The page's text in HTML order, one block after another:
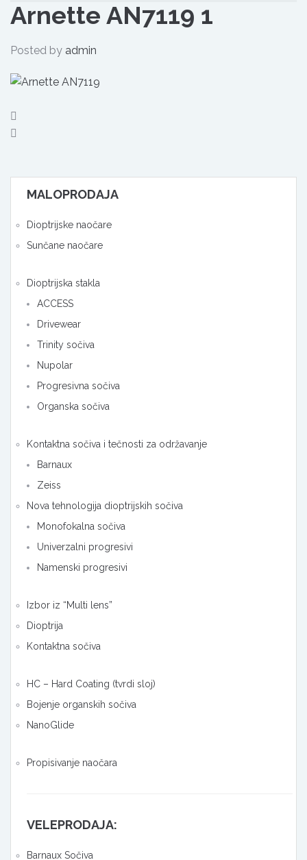
AN7119
1
Arnette AN7119 1
Posted by admin
MALOPRODAJA
Dioptrijske naočare
Sunčane naočare
Dioptrijska stakla
ACCESS
Drivewear
Trinity sočiva
Nupolar
Progresivna sočiva
Organska sočiva
Kontaktna sočiva i tečnosti za održavanje
Barnaux
Zeiss
Nova tehnologija dioptrijskih sočiva
Monofokalna sočiva
Univerzalni progresivi
Namenski progresivi
Izbor iz “Multi lens”
Dioptrija
Kontaktna sočiva
HC – Hard Coating (tvrdi sloj)
Bojenje organskih sočiva
NanoGlide
Propisivanje naočara
VELEPRODAJA:
Barnaux Sočiva